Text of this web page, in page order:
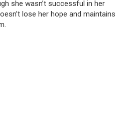
she wasn’t successful in her
lose her hope and maintains